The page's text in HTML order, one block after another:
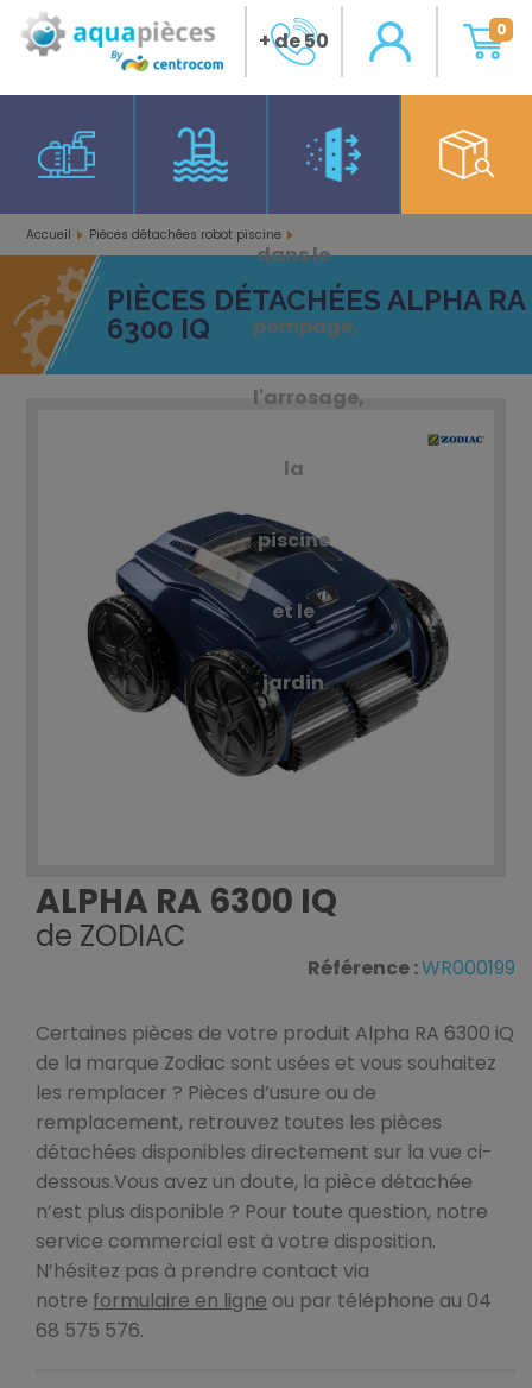
+ de 50
d'expérience
dans le
pompage,
l'arrosage,
la
piscine
et le
jardin
0
Accueil Pièces détachées robot piscine
Pièces détachées Alpha RA 6300 iQ
PIÈCES DÉTACHÉES ALPHA RA
6300 IQ
ALPHA RA 6300 IQ
de ZODIAC
Référence :WR000199
Certaines pièces de votre produit Alpha RA 6300 iQ
de la marque Zodiac sont usées et vous souhaitez
les remplacer ? Pièces d’usure ou de
remplacement, retrouvez toutes les pièces
détachées disponibles directement sur la vue ci-
dessous.Vous avez un doute, la pièce détachée
n’est plus disponible ? Pour toute question, notre
service commercial est à votre disposition.
N’hésitez pas à prendre contact via
notre formulaire en ligne ou par téléphone au 04
68 575 576.